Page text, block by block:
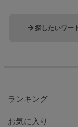
ランキング
お気に入り